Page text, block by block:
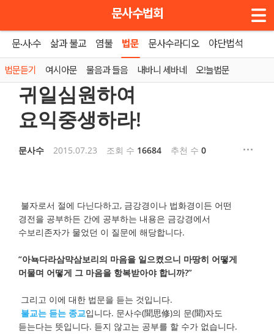
메뉴 건너뛰기
문사수법회
문·사·수 삶과 불교 염불 법문 문사수라디오 야단법석
법문듣기 여시아문 물음과 들음 내바니 세바네 오!늘법문
홈 »법문듣기
귀일심원하여
요익중생하라!
문사수 2015.07.23 조회 수 16684 추천 수 0
불자로서 절에 다닌다하고, 금강경이나 법화경이든 어떤
경전을 공부하든 간에 공부하는 내용은 금강경에서
수보리존자가 물었던 이 질문에 해당합니다.
“아뇩다라삼먁삼보리의 마음을 일으켰으니 마땅히 어떻게
머물며 어떻게 그 마음을 항복받아야 합니까?”
그리고 이에 대한 법문을 듣는 것입니다.
불교는 듣는 종교입니다. 문사수(聞思修)의 문(聞)자도
듣는다는 뜻입니다. 듣지 않고는 공부를 할 수가 없습니다.